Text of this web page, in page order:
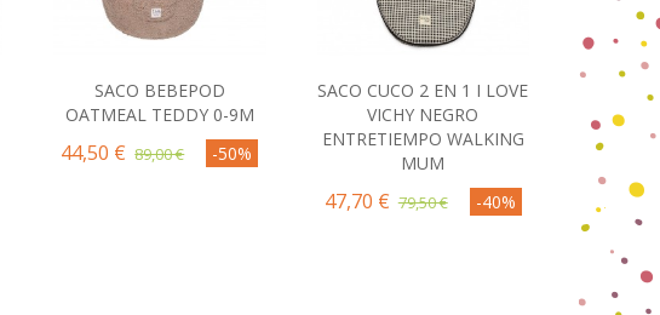
Comprar
SACO BEBEPOD
OATMEAL TEDDY 0-9M
44,50 € 89,00 € -50%
Comprar
SACO CUCO 2 EN 1 I LOVE
VICHY NEGRO
ENTRETIEMPO WALKING
MUM
47,70 € 79,50 € -40%